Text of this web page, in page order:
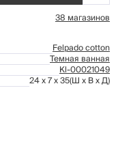
38 магазинов
Felpado cotton
Темная ванная
Kl-00021049
24 x 7 x 35(Ш x В x Д)